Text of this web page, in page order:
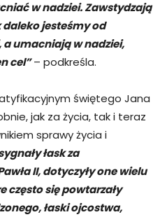
w nadziei. Zawstydzają
daleko jesteśmy od
umacniają w nadziei,
cel” – podkreśla.
świętego Jana
jak za życia, tak i teraz
sprawy życia i
łask za
II, dotyczyły one wielu
często się powtarzały
łaski ojcostwa,